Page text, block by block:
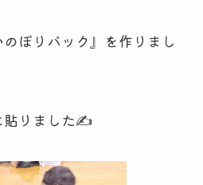
ぼりバック』を作りまし
貼りました✍